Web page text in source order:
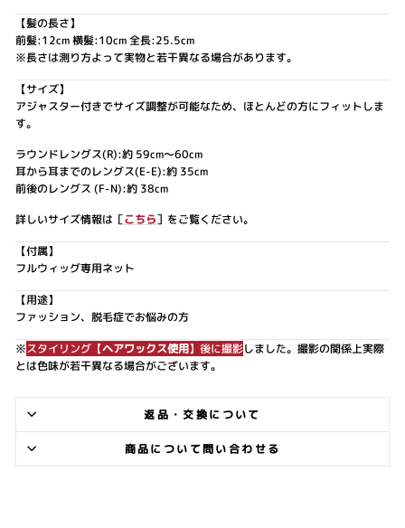
【髪の長さ】
前髪:12cm 横髪:10cm 全長:25.5cm
※長さは測り方よって実物と若干異なる場合があります。
【サイズ】
アジャスター付きでサイズ調整が可能なため、ほとんどの方にフィットしま
す。
ラウンドレングス(R):約 59cm～60cm
耳から耳までのレングス(E-E):約 35cm
前後のレングス (F-N):約 38cm
詳しいサイズ情報は［こちら］をご覧ください。
【付属】
フルウィッグ専用ネット
【用途】
ファッション、脱毛症でお悩みの方
※スタイリング【ヘアワックス使用】後に撮影しました。撮影の関係上実際
とは色味が若干異なる場合がございます。
返品・交換について
商品について問い合わせる